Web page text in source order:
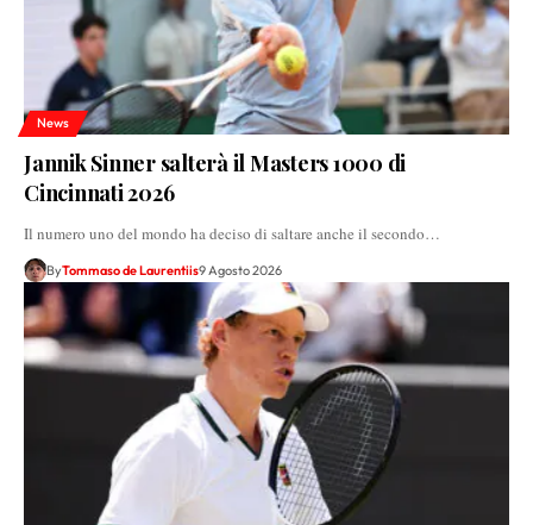
News
Jannik Sinner salterà il Masters 1000 di
Cincinnati 2026
Il numero uno del mondo ha deciso di saltare anche il secondo…
ByTommaso de Laurentiis9 Agosto 2026